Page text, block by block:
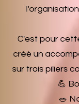
C'est pour
créé un
sur trois piliers
💪
🥗